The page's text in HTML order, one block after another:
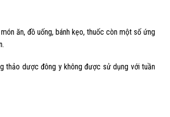
ăn, đồ uống, bánh kẹo, thuốc còn một số ứng
thảo dược đông y không được sử dụng với tuần